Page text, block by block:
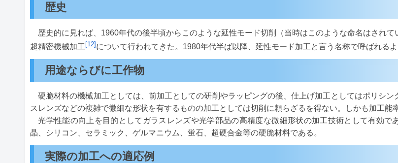
歴史
歴史的に見れば、1960年代の後半頃からこのような延性モード切削（当時はこのような命名はされて
超精密機械加工 [12]について行われてきた。1980年代半ば以降、延性モード加工と言う名称で呼ばれるよ
用途ならびに工作物
硬脆材料の機械加工としては、前加工としての研削やラッピングの後、仕上げ加工としてはポリシン
スレンズなどの複雑で微細な形状を有するものの加工としては切削に頼らざるを得ない。しかも加工能
光学性能の向上を目的としてガラスレンズや光学部品の高精度な微細形状の加工技術として有効で
晶、シリコン、セラミック、ゲルマニウム、蛍石、超硬合金等の硬脆材料である。
実際の加工への適応例